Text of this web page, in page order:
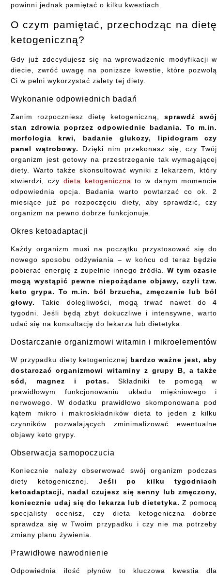
powinni jednak pamiętać o kilku kwestiach.
O czym pamiętać, przechodząc na dietę
ketogeniczną?
Gdy już zdecydujesz się na wprowadzenie modyfikacji w
diecie, zwróć uwagę na poniższe kwestie, które pozwolą
Ci w pełni wykorzystać zalety tej diety.
Wykonanie odpowiednich badań
Zanim rozpoczniesz dietę ketogeniczną, sprawdź swój
stan zdrowia poprzez odpowiednie badania. To m.in.
morfologia krwi, badanie glukozy, lipidogram czy
panel wątrobowy. Dzięki nim przekonasz się, czy Twój
organizm jest gotowy na przestrzeganie tak wymagającej
diety. Warto także skonsultować wyniki z lekarzem, który
stwierdzi, czy dieta ketogeniczna to w danym momencie
odpowiednia opcja. Badania warto powtarzać co ok. 2
miesiące już po rozpoczęciu diety, aby sprawdzić, czy
organizm na pewno dobrze funkcjonuje.
Okres ketoadaptacji
Każdy organizm musi na początku przystosować się do
nowego sposobu odżywiania – w końcu od teraz będzie
pobierać energię z zupełnie innego źródła.W tym czasie
mogą wystąpić pewne niepożądane objawy, czyli tzw.
keto grypa. To m.in. ból brzucha, zmęczenie lub ból
głowy.
Takie dolegliwości, mogą trwać nawet do 4
tygodni. Jeśli będą zbyt dokuczliwe i intensywne, warto
udać się na konsultację do lekarza lub dietetyka.
Dostarczanie organizmowi witamin i mikroelementów
W przypadku diety ketogenicznej bardzo ważne jest, aby
dostarczać organizmowi witaminy z grupy B, a także
sód, magnez i potas.Składniki te pomogą w
prawidłowym funkcjonowaniu układu mięśniowego i
nerwowego. W dodatku prawidłowo skomponowana pod
kątem mikro i makroskładników dieta to jeden z kilku
czynników pozwalających zminimalizować ewentualne
objawy keto grypy.
Obserwacja samopoczucia
Koniecznie należy obserwować swój organizm podczas
diety ketogenicznej. Jeśli po kilku tygodniach
ketoadaptacji, nadal czujesz się senny lub zmęczony,
koniecznie udaj się do lekarza lub dietetyka. Z pomocą
specjalisty ocenisz, czy dieta ketogeniczna dobrze
sprawdza się w Twoim przypadku i czy nie ma potrzeby
zmiany planu żywienia.
Prawidłowe nawodnienie
Odpowiednia ilość płynów to kluczowa kwestia dla